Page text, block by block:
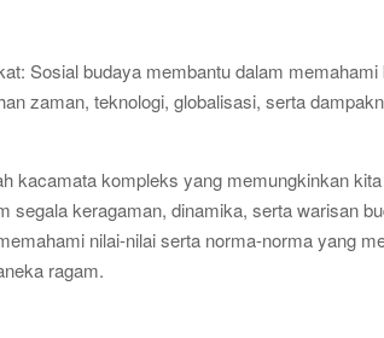
Sosial budaya membantu dalam
zaman, teknologi, globalisasi, serta
kacamata kompleks yang memungkinkan
segala keragaman, dinamika, serta warisan
nilai-nilai serta norma-norma yang
ragam.